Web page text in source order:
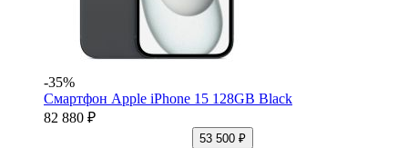
-35%
Смартфон Apple iPhone 15 128GB Black
82 880 ₽
53 500 ₽